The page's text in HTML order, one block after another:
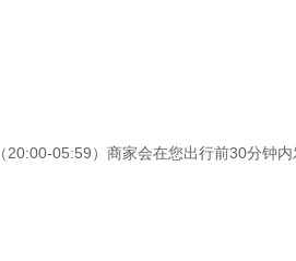
05:59）商家会在您出行前30分钟内